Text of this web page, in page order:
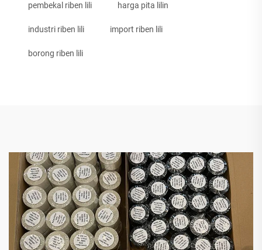
pembekal riben lili harga pita lilin
industri riben lili import riben lili
borong riben lili